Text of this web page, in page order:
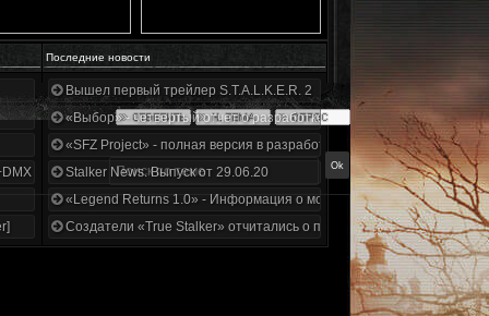
Последние новости
1.3.5.ООП.МА.К.
Вышел первый трейлер S.T.A.L.K.E.R. 2
«Выбор» - четвертый отчет о разработке!
«SFZ Project» - полная версия в разработке!
Stalker News. Выпуск от 29.06.20
«Legend Returns 1.0» - Информация о моде за июнь 2020
Создатели «True Stalker» отчитались о проделанной работе